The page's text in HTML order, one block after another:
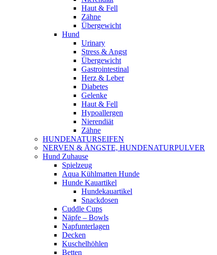
Haut & Fell
Zähne
Übergewicht
Hund
Urinary
Stress & Angst
Übergewicht
Gastrointestinal
Herz & Leber
Diabetes
Gelenke
Haut & Fell
Hypoallergen
Nierendiät
Zähne
HUNDENATURSEIFEN
NERVEN & ÄNGSTE, HUNDENATURPULVER
Hund Zuhause
Spielzeug
Aqua Kühlmatten Hunde
Hunde Kauartikel
Hundekauartikel
Snackdosen
Cuddle Cups
Näpfe – Bowls
Napfunterlagen
Decken
Kuschelhöhlen
Betten